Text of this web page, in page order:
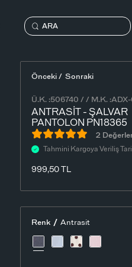
ARA
Önceki / Sonraki
Ü.K. :506740 // M.K. :
ANTRASIT - ŞALVAR
PANTOLON PN18365
2
Tahmini Kargoya Veriliş
999,50TL
Renk / Antrasit